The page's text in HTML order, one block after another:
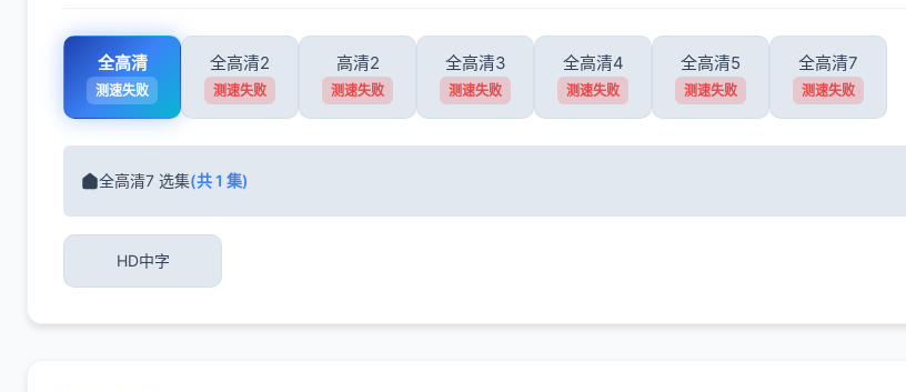
全高清
测速失败
全高清2
测速失败
高清2
测速失败
全高清3
测速失败
全高清4
测速失败
全高清5
测速失败
全高清7
测速失败
全高清7 选集(共 1 集)
HD中字